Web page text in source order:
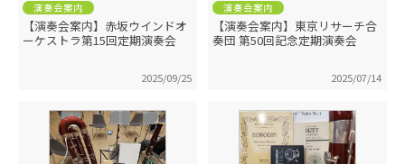
演奏会案内
【演奏会案内】赤坂ウインドオ
ーケストラ第15回定期演奏会
2025/09/25
演奏会案内
【演奏会案内】東京リサーチ合
奏団 第50回記念定期演奏会
2025/07/14